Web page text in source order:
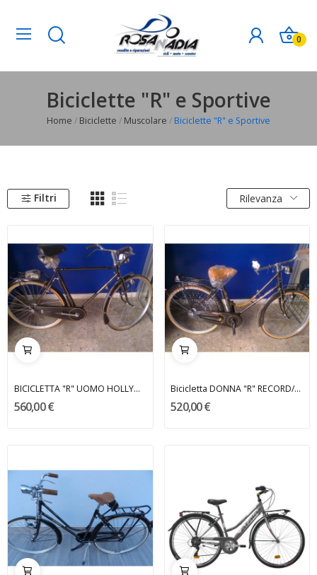
0
Biciclette "R" e Sportive
Home Biciclette Muscolare Biciclette "R" e Sportive
Filtri Rilevanza
BICICLETTA "R" UOMO HOLLYWOOD
560,00 €
Bicicletta DONNA "R" RECORD/CASADEI
520,00 €